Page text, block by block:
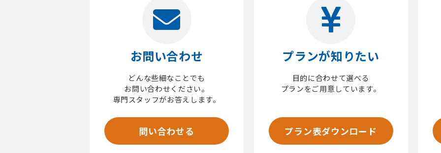
お問い合わせ
どんな些細なことでも
お問い合わせください。
専門スタッフがお答えします。
問い合わせる
プランが知りたい
目的に合わせて選べる
プランをご用意しています。
プラン表ダウンロード